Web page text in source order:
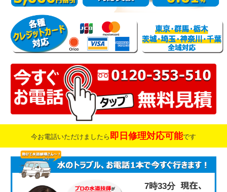
今お電話いただけましたら 即日修理対応可能です
7時33分